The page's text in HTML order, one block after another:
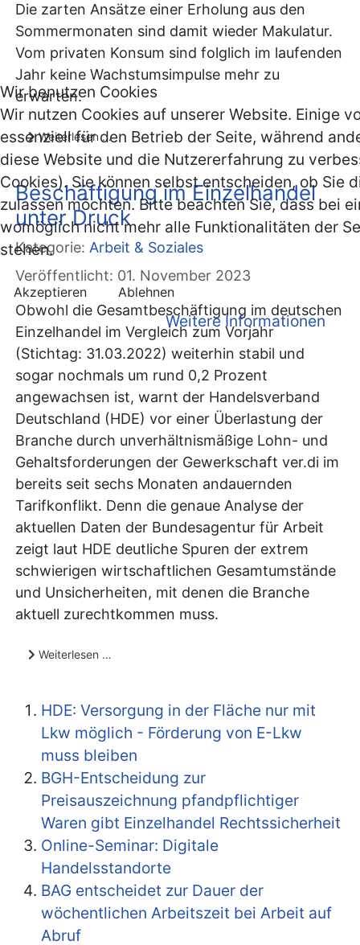
Die zarten Ansätze einer Erholung aus den
Sommermonaten sind damit wieder Makulatur.
Vom privaten Konsum sind folglich im laufenden
Jahr keine Wachstumsimpulse mehr zu
erwarten.
Weiterlesen …
Beschäftigung im Einzelhandel
unter Druck
Kategorie:Arbeit & Soziales
Veröffentlicht: 01. November 2023
Obwohl die Gesamtbeschäftigung im deutschen
Einzelhandel im Vergleich zum Vorjahr
(Stichtag: 31.03.2022) weiterhin stabil und
sogar nochmals um rund 0,2 Prozent
angewachsen ist, warnt der Handelsverband
Deutschland (HDE) vor einer Überlastung der
Branche durch unverhältnismäßige Lohn- und
Gehaltsforderungen der Gewerkschaft ver.di im
bereits seit sechs Monaten andauernden
Tarifkonflikt. Denn die genaue Analyse der
aktuellen Daten der Bundesagentur für Arbeit
zeigt laut HDE deutliche Spuren der extrem
schwierigen wirtschaftlichen Gesamtumstände
und Unsicherheiten, mit denen die Branche
aktuell zurechtkommen muss.
Weiterlesen …
HDE: Versorgung in der Fläche nur mit
Lkw möglich - Förderung von E-Lkw
muss bleiben
BGH-Entscheidung zur
Preisauszeichnung pfandpflichtiger
Waren gibt Einzelhandel Rechtssicherheit
Online-Seminar: Digitale
Handelsstandorte
BAG entscheidet zur Dauer der
wöchentlichen Arbeitszeit bei Arbeit auf
Abruf
Wir benutzen Cookies
Wir nutzen Cookies auf unserer Website. Einige
essenziell für den Betrieb der Seite, während
diese Website und die Nutzererfahrung zu
Cookies). Sie können selbst entscheiden, ob Sie
zulassen möchten. Bitte beachten Sie, dass bei
womöglich nicht mehr alle Funktionalitäten der
stehen.
Akzeptieren Ablehnen
Weitere Informationen